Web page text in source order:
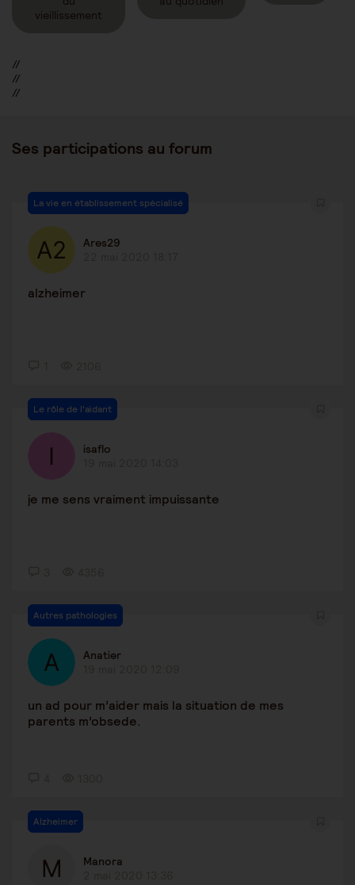
vieillissement
//
//
//
Ses participations au forum
La vie en établissement spécialisé
Ares29
alzheimer
Le rôle de l'aidant
isaflo
je me sens vraiment impuissante
Autres pathologies
Anatier
un ad pour m’aider mais la situation de mes
parents m’obsede.
Alzheimer
Manora